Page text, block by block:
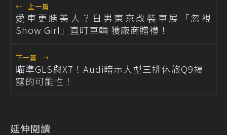
← 上一篇
愛車更勝美人？日男東京改裝車展「忽視
Show Girl」直盯車輛 獲廠商贈禮！
下一篇 →
瞄準GLS與X7！Audi暗示大型三排休旅Q9揭
露的可能性！
延伸閱讀